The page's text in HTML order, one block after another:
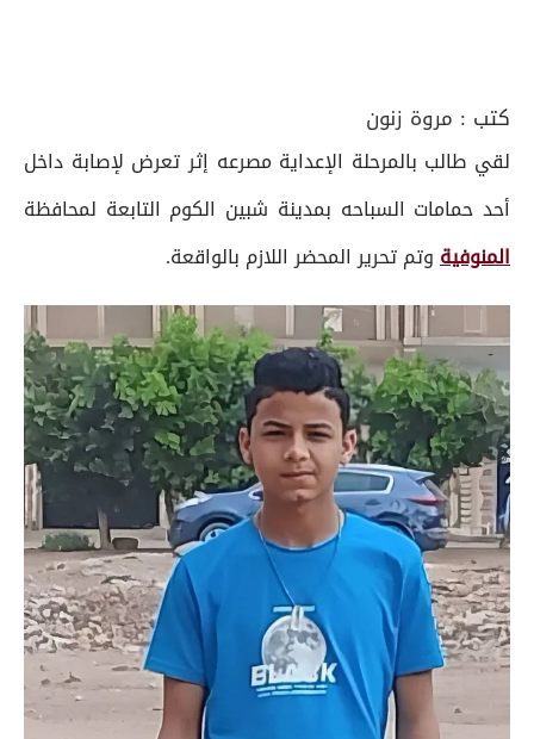
كتب : مروة زنون
لقي طالب بالمرحلة الإعداية مصرعه إثر تعرض لإصابة داخل
أحد حمامات السباحه بمدينة شبين الكوم التابعة لمحافظة
المنوفيةوتم تحرير المحضر اللازم بالواقعة.